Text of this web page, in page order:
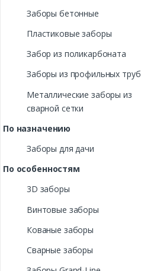
Заборы бетонные
Пластиковые заборы
Забор из поликарбоната
Заборы из профильных труб
Металлические заборы из
сварной сетки
По назначению
Заборы для дачи
По особенностям
3D заборы
Винтовые заборы
Кованые заборы
Сварные заборы